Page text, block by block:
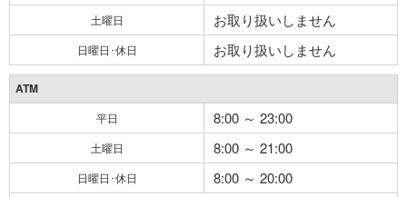
土曜日 お取り扱いしません
日曜日･休日 お取り扱いしません
ATM
平日 8:00 ～ 23:00
土曜日 8:00 ～ 21:00
日曜日･休日 8:00 ～ 20:00